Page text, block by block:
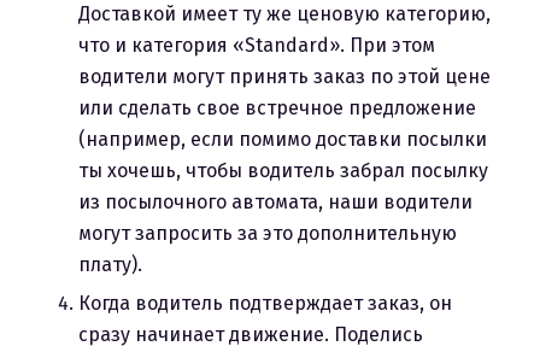
Доставкой имеет ту же ценовую категорию,
что и категория «Standard». При этом
водители могут принять заказ по этой цене
или сделать свое встречное предложение
(например, если помимо доставки посылки
ты хочешь, чтобы водитель забрал посылку
из посылочного автомата, наши водители
могут запросить за это дополнительную
плату).
Когда водитель подтверждает заказ, он
сразу начинает движение. Поделись